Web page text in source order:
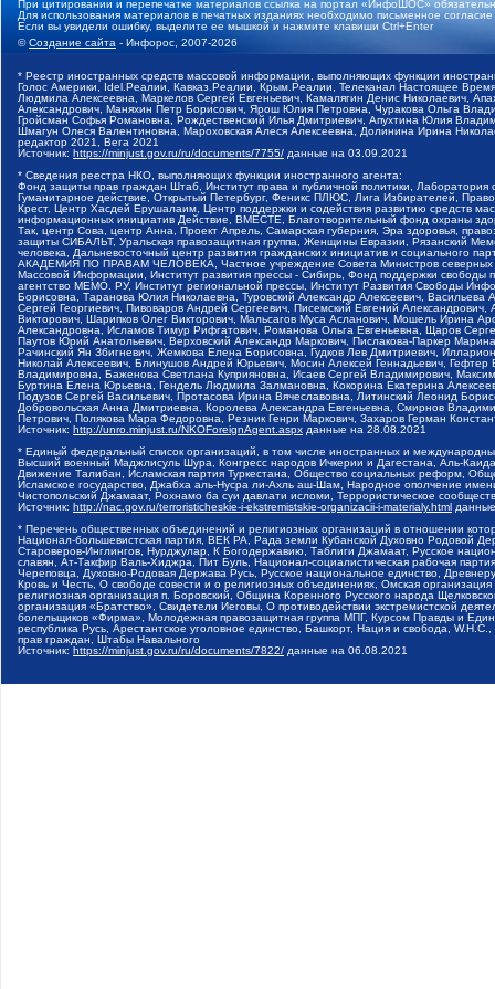
При цитировании и перепечатке материалов ссылка на портал «ИнфоШОС»
Для использования материалов в печатных изданиях необходимо письменное
Если вы увидели ошибку, выделите ее мышкой и нажмите клавиши Ctrl+Enter
©Создание сайта - Инфорос, 2007-2026
* Реестр иностранных средств массовой информации, выполняющих функции
Голос Америки, Idel.Реалии, Кавказ.Реалии, Крым.Реалии, Телеканал Настоящее
Людмила Алексеевна, Маркелов Сергей Евгеньевич, Камалягин Денис Николаевич,
Александрович, Маняхин Петр Борисович, Ярош Юлия Петровна, Чуракова Ольга
Гройсман Софья Романовна, Рождественский Илья Дмитриевич, Апухтина Юлия
Шмагун Олеся Валентиновна, Мароховская Алеся Алексеевна, Долинина Ирина
редактор 2021, Вега 2021
Источник: https://minjust.gov.ru/ru/documents/7755/ данные на 03.09.2021
* Сведения реестра НКО, выполняющих функции иностранного агента:
Фонд защиты прав граждан Штаб, Институт права и публичной политики,
Гуманитарное действие, Открытый Петербург, Феникс ПЛЮС, Лига Избирателей,
Крест, Центр Хасдей Ерушалаим, Центр поддержки и содействия развитию средств
информационных инициатив Действие, ВМЕСТЕ, Благотворительный фонд охраны
Так, центр Сова, центр Анна, Проект Апрель, Самарская губерния, Эра здоровья,
защиты СИБАЛЬТ, Уральская правозащитная группа, Женщины Евразии, Рязанский
человека, Дальневосточный центр развития гражданских инициатив и социального
АКАДЕМИЯ ПО ПРАВАМ ЧЕЛОВЕКА, Частное учреждение Совета Министров северных
Массовой Информации, Институт развития прессы - Сибирь, Фонд поддержки
агентство МЕМО. РУ, Институт региональной прессы, Институт Развития Свободы
Борисовна, Таранова Юлия Николаевна, Туровский Александр Алексеевич,
Сергей Георгиевич, Пивоваров Андрей Сергеевич, Писемский Евгений
Викторович, Шарипков Олег Викторович, Мальсагов Муса Асланович, Мошель Ирина
Александровна, Исламов Тимур Рифгатович, Романова Ольга Евгеньевна, Щаров
Паутов Юрий Анатольевич, Верховский Александр Маркович, Пислакова-Паркер
Рачинский Ян Збигневич, Жемкова Елена Борисовна, Гудков Лев Дмитриевич,
Николай Алексеевич, Блинушов Андрей Юрьевич, Мосин Алексей Геннадьевич,
Владимировна, Баженова Светлана Куприяновна, Исаев Сергей Владимирович,
Буртина Елена Юрьевна, Гендель Людмила Залмановна, Кокорина Екатерина
Подузов Сергей Васильевич, Протасова Ирина Вячеславовна, Литинский Леонид
Добровольская Анна Дмитриевна, Королева Александра Евгеньевна, Смирнов
Петрович, Полякова Мара Федоровна, Резник Генри Маркович, Захаров Герман
Источник: http://unro.minjust.ru/NKOForeignAgent.aspx данные на 28.08.2021
* Единый федеральный список организаций, в том числе иностранных и
Высший военный Маджлисуль Шура, Конгресс народов Ичкерии и Дагестана, Аль-
Движение Талибан, Исламская партия Туркестана, Общество социальных реформ,
Исламское государство, Джабха аль-Нусра ли-Ахль аш-Шам, Народное ополчение
Чистопольский Джамаат, Рохнамо ба суи давлати исломи, Террористическое
Источник: http://nac.gov.ru/terroristicheskie-i-ekstremistskie-organizacii-i-materialy.html
* Перечень общественных объединений и религиозных организаций в отношении
Национал-большевистская партия, ВЕК РА, Рада земли Кубанской Духовно Родовой
Староверов-Инглингов, Нурджулар, К Богодержавию, Таблиги Джамаат, Русское
славян, Ат-Такфир Валь-Хиджра, Пит Буль, Национал-социалистическая рабочая
Череповца, Духовно-Родовая Держава Русь, Русское национальное единство,
Кровь и Честь, О свободе совести и о религиозных объединениях, Омская
религиозная организация п. Боровский, Община Коренного Русского народа
организация «Братство», Свидетели Иеговы, О противодействии экстремистской
болельщиков «Фирма», Молодежная правозащитная группа МПГ, Курсом Правды и
республика Русь, Арестантское уголовное единство, Башкорт, Нация и свобода,
прав граждан, Штабы Навального
Источник: https://minjust.gov.ru/ru/documents/7822/ данные на 06.08.2021